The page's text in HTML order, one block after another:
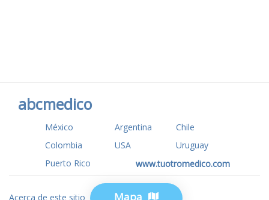
Mapa
abcmedico
México Argentina
Chile
Colombia
USA
Uruguay
Puerto Rico
www.tuotromedico.com
Acerca de este sitio Privacidad